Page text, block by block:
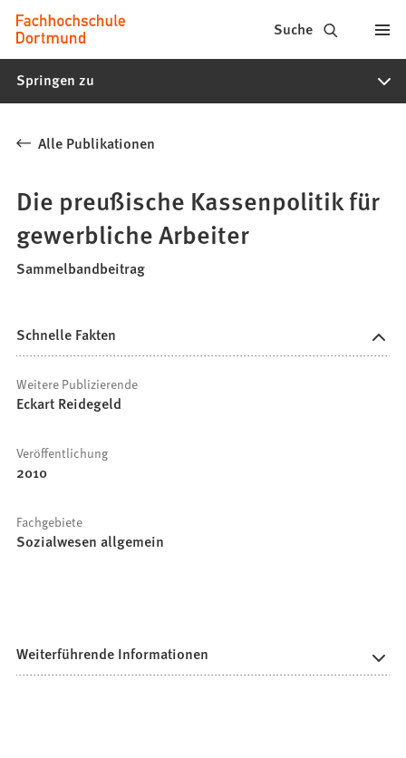
Inhalt anspringen
Fachhochschule
Dortmund
-
Studiengänge,
Bewerbung
Suche
Springen zu
Alle Publikationen
Die preußische Kassenpolitik für
gewerbliche Arbeiter
Sammelbandbeitrag
Schnelle Fakten
Weitere Publizierende
Eckart Reidegeld
Veröffentlichung
2010
Fachgebiete
Sozialwesen allgemein
Weiterführende Informationen